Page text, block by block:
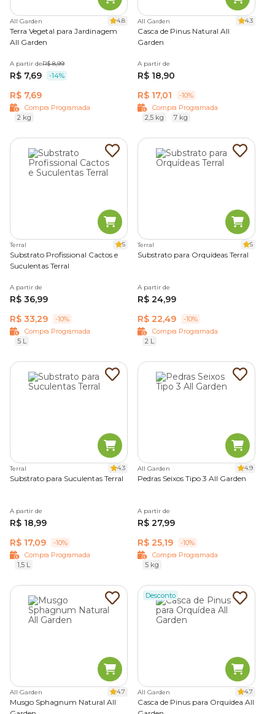
All Garden 4.8
Terra Vegetal para Jardinagem
All Garden
A partir deR$ 8,99
R$ 7,69 -14%
R$ 7,69
Compra Programada
2 kg
All Garden 4.3
Casca de Pinus Natural All
Garden
A partir de
R$ 18,90
R$ 17,01
-10%
Compra Programada
2,5 kg
7 kg
Terral 5
Substrato Profissional Cactos e
Suculentas Terral
A partir de
R$ 36,99
R$ 33,29
-10%
Compra Programada
5 L
Terral 5
Substrato para Orquídeas Terral
A partir de
R$ 24,99
R$ 22,49
-10%
Compra Programada
2 L
Terral 4.3
Substrato para Suculentas Terral
A partir de
R$ 18,99
R$ 17,09
-10%
Compra Programada
1,5 L
All Garden 4.9
Pedras Seixos Tipo 3 All Garden
A partir de
R$ 27,99
R$ 25,19
-10%
Compra Programada
5 kg
All Garden 4.7
Musgo Sphagnum Natural All
Desconto
All Garden 4.7
Casca de Pinus para Orquídea All